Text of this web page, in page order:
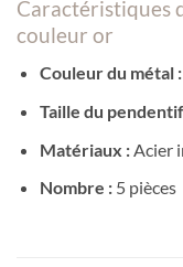
Caractéristiques
couleur or
Couleur du métal :
Taille du
Matériaux : Acier
Nombre :5 pièces